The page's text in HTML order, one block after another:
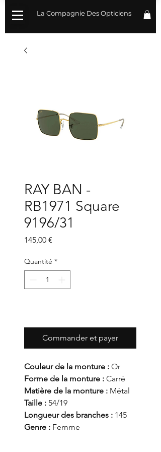
La Compagnie Des Opticiens
RAY BAN -
RB1971 Square
9196/31
145,00 €
Quantité *
Commander et payer
Couleur de la monture : Or
Forme de la monture : Carré
Matière de la monture : Métal
Taille : 54/19
Longueur des branches : 145
Genre : Femme